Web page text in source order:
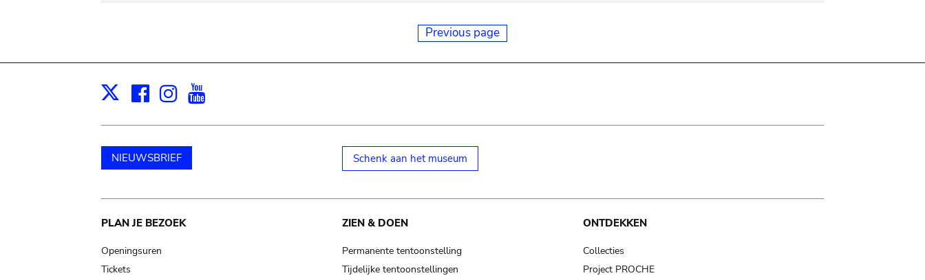
Previous page
X Facebook
Instagram
NIEUWSBRIEF Schenk aan het museum
Main
navigation
PLAN JE BEZOEK
Openingsuren
Tickets
ZIEN & DOEN
Permanente tentoonstelling
Tijdelijke tentoonstellingen
ONTDEKKEN
Collecties
Project PROCHE